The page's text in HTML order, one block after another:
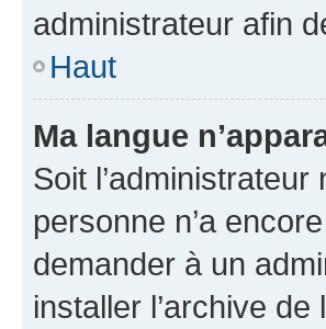
administrateur afin
Haut
Ma langue
Soit
personne n’a
demander à un
installer l’archive